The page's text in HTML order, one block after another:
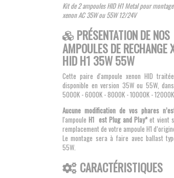
Kit de 2 ampoules HID H1 Metal pour
xenon AC 35W ou 55W 12/24V
PRÉSENTATION DE NOS
AMPOULES DE RECHANGE
HID H1 35W 55W
Cette paire d'ampoule xenon HID
disponible en version 35W ou 55W,
5000K - 6000K - 8000K - 10000K -
Aucune modification de vos phares
l'ampouleH1 est Plug and Play*et vient
remplacement de votre ampoule H1
Le montage sera à faire avec ballast
55W.
CARACTÉRISTIQUES